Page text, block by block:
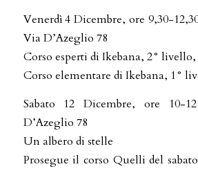
Venerdì 4 Dicembre, ore 9,30-
Via D’Azeglio 78
Corso esperti di Ikebana, 2° livello,
Corso elementare di Ikebana, 1°
Sabato 12 Dicembre, ore 10-
D’Azeglio 78
Un albero di stelle
Prosegue il corso Quelli del